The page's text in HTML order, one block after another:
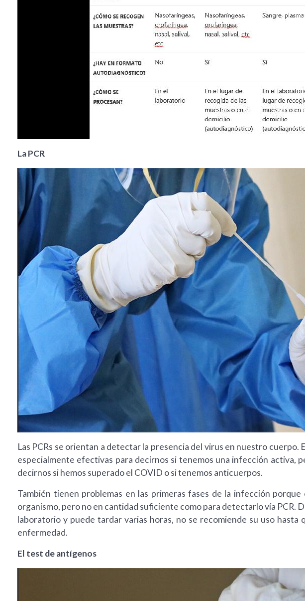
La PCR
Las PCRs se orientan a detectar la presencia del virus en nuestro cuerpo.
especialmente efectivas para decirnos si tenemos una infección activa,
decirnos si hemos superado el COVID o si tenemos anticuerpos.
También tienen problemas en las primeras fases de la infección
organismo, pero no en cantidad suficiente como para detectarlo vía PCR.
laboratorio y puede tardar varias horas, no se recomiende su uso hasta
enfermedad.
El test de antígenos